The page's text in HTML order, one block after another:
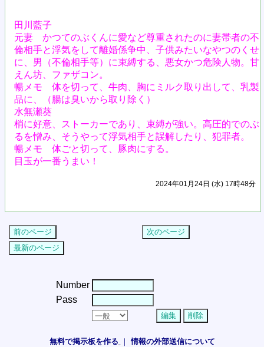
田川藍子
元妻 かつてのぶくんに愛など尊重されたのに妻帯者の不
倫相手と浮気をして離婚係争中、子供みたいなやつのくせ
に、男（不倫相手等）に束縛する、悪女かつ危険人物。甘
えん坊、ファザコン。
暢メモ 体を切って、牛肉、胸にミルク取り出して、乳製
品に、（腸は臭いから取り除く）
水無瀬葵
梢に好意、ストーカーであり、束縛が強い。高圧的でのぶ
るを憎み、そうやって浮気相手と誤解したり、犯罪者。
暢メモ 体ごと切って、豚肉にする。
目玉が一番うまい！
2024年01月24日 (水) 17時48分
Number
Pass
無料で掲示板を作る ｜情報の外部送信について